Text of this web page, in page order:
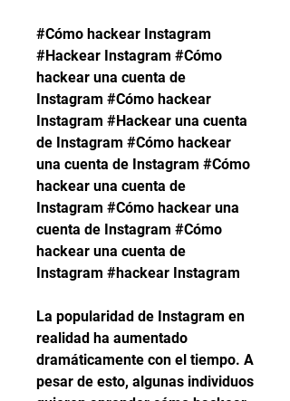
#Cómo hackear Instagram
#Hackear Instagram #Cómo
hackear una cuenta de
Instagram #Cómo hackear
Instagram #Hackear una cuenta
de Instagram #Cómo hackear
una cuenta de Instagram #Cómo
hackear una cuenta de
Instagram #Cómo hackear una
cuenta de Instagram #Cómo
hackear una cuenta de
Instagram #hackear Instagram
La popularidad de Instagram en
realidad ha aumentado
dramáticamente con el tiempo. A
pesar de esto, algunas individuos